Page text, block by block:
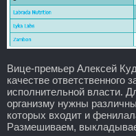
Вице-премьер Алексей
качестве ответственного
исполнительной власти.
организму нужны
которых входит и
Размешиваем,